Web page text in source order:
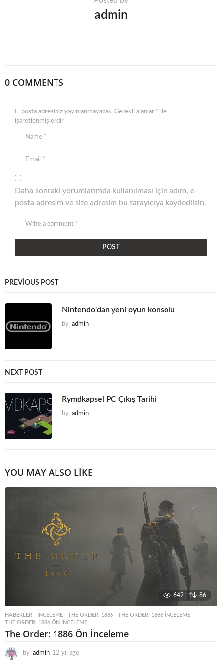
admin
0 COMMENTS
E-posta adresiniz yayınlanmayacak. Gerekli alanlar * ile
işaretlenmişlerdir
Daha sonraki yorumlarımda kullanılması için adım, e-
posta adresim ve site adresim bu tarayıcıya kaydedilsin.
PREVIOUS POST
Nintendo'dan yeni oyun konsolu
by admin
NEXT POST
Rymdkapsel PC Çıkış Tarihi
by admin
YOU MAY ALSO LIKE
642 86
HABERLER INCELEME ,THE ORDER: 1886 ,THE ORDER: 1886 INCELEME
THE ORDER: 1886 ÖN INCELEME
The Order: 1886 Ön İnceleme
by admin 12 yıl ago